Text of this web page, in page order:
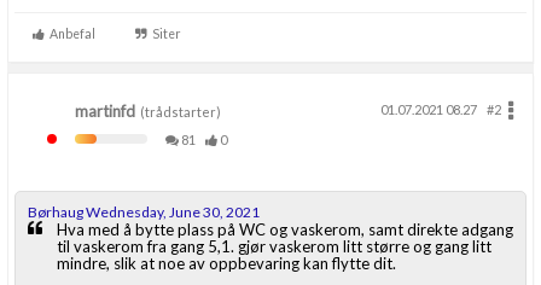
Anbefal Siter
martinfd (trådstarter) 01.07.2021 08.27
#2
81
0
Børhaug Wednesday, June 30, 2021
Hva med å bytte plass på WC og vaskerom, samt direkte adgang
til vaskerom fra gang 5,1. gjør vaskerom litt større og gang litt
mindre, slik at noe av oppbevaring kan flytte dit.